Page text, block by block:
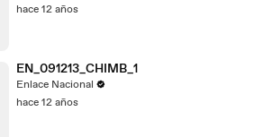
hace 12 años
EN_091213_CHIMB_1
Enlace Nacional
hace 12 años